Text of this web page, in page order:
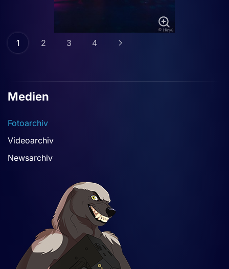
1 2 3 4
Medien
Fotoarchiv
Videoarchiv
Newsarchiv